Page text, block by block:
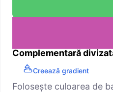
Complementară
Creează gradient
Folosește culoarea de